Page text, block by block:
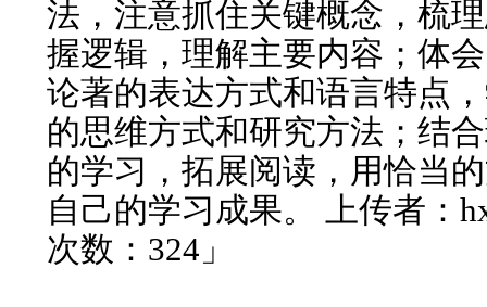
法，注意抓住关键概念，梳
握逻辑，理解主要内容；体
论著的表达方式和语言特点
的思维方式和研究方法；结
的学习，拓展阅读，用恰当
自己的学习成果。 上传者：
次数：324」